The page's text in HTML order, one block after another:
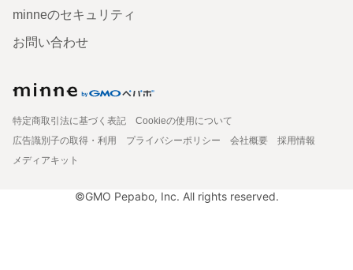
minneのセキュリティ
お問い合わせ
特定商取引法に基づく表記
Cookieの使用について
広告識別子の取得・利用
プライバシーポリシー 会社概要
採用情報
メディアキット
©GMO Pepabo, Inc. All rights reserved.